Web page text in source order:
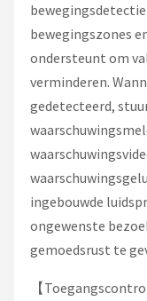
bewegingszones
ondersteunt om
verminderen.
gedetecteerd,
ingebouwde
ongewenste
gemoedsrust te
【